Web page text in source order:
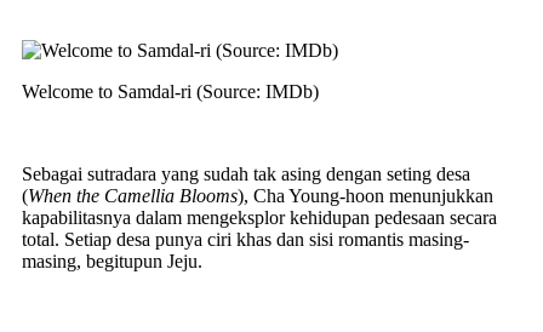
Welcome to Samdal-ri (Source: IMDb)
Sebagai sutradara yang sudah tak asing dengan seting desa
(When the Camellia Blooms), Cha Young-hoon menunjukkan
kapabilitasnya dalam mengeksplor kehidupan pedesaan secara
total. Setiap desa punya ciri khas dan sisi romantis masing-
masing, begitupun Jeju.